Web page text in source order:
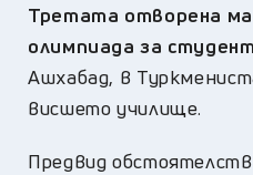
Третата отворена
олимпиада за
Ашхабад, в
висшето училище.
Предвид